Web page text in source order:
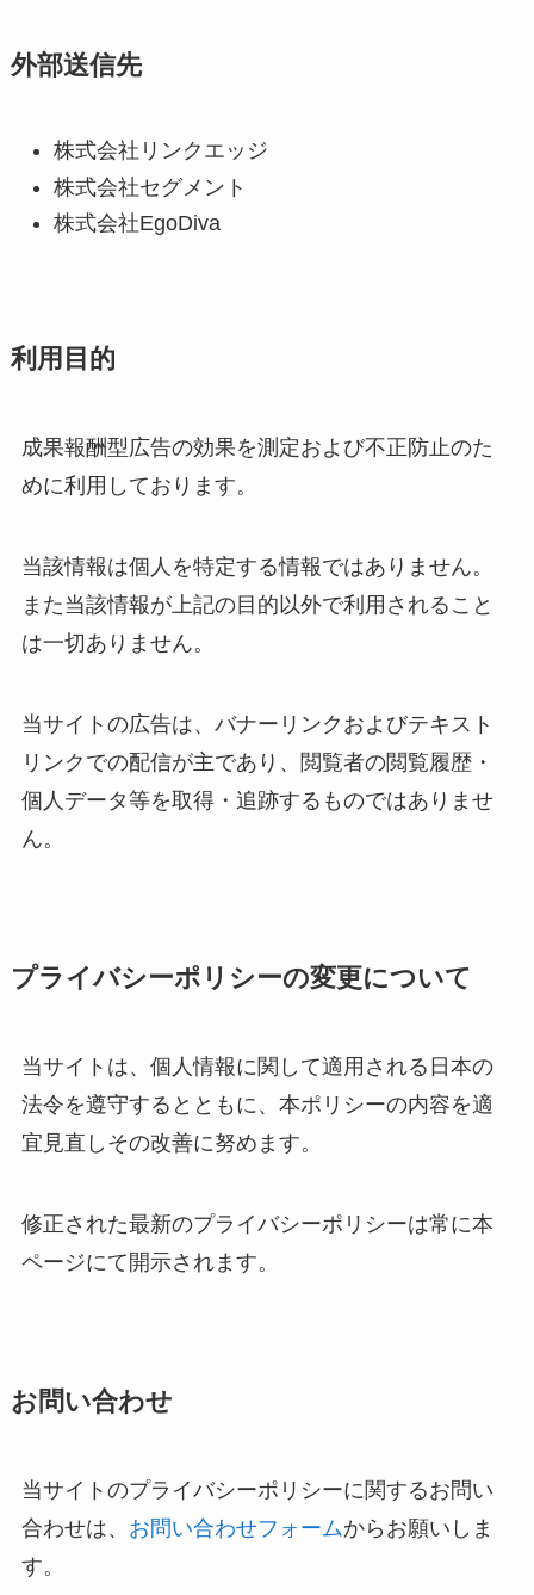
外部送信先
株式会社リンクエッジ
株式会社セグメント
株式会社EgoDiva
利用目的
成果報酬型広告の効果を測定および不正防止のた
めに利用しております。
当該情報は個人を特定する情報ではありません。
また当該情報が上記の目的以外で利用されること
は一切ありません。
当サイトの広告は、バナーリンクおよびテキスト
リンクでの配信が主であり、閲覧者の閲覧履歴・
個人データ等を取得・追跡するものではありませ
ん。
プライバシーポリシーの変更について
当サイトは、個人情報に関して適用される日本の
法令を遵守するとともに、本ポリシーの内容を適
宜見直しその改善に努めます。
修正された最新のプライバシーポリシーは常に本
ページにて開示されます。
お問い合わせ
当サイトのプライバシーポリシーに関するお問い
合わせは、 お問い合わせフォームからお願いしま
す。